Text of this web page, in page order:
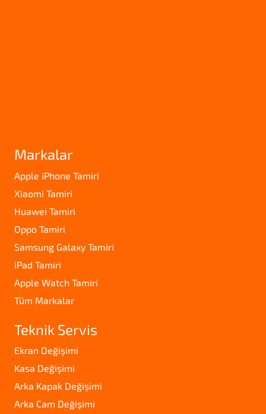
Markalar
Apple iPhone Tamiri
Xiaomi Tamiri
Huawei Tamiri
Oppo Tamiri
Samsung Galaxy Tamiri
iPad Tamiri
Apple Watch Tamiri
Tüm Markalar
Teknik Servis
Ekran Değişimi
Kasa Değişimi
Arka Kapak Değişimi
Arka Cam Değişimi